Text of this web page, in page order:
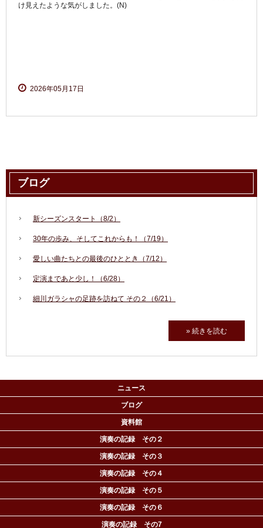
け見えたような気がしました。(N)
2026年05月17日
ブログ
新シーズンスタート（8/2）
30年の歩み、そしてこれからも！（7/19）
愛しい曲たちとの最後のひととき（7/12）
定演まであと少し！（6/28）
細川ガラシャの足跡を訪ねて その２（6/21）
» 続きを読む
ニュース
ブログ
資料館
演奏の記録 その２
演奏の記録 その３
演奏の記録 その４
演奏の記録 その５
演奏の記録 その６
演奏の記録 その7